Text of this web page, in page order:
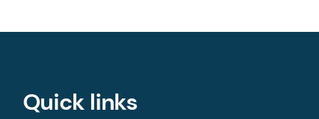
Quick links